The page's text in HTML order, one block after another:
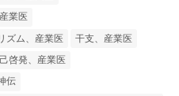
業医
ズム、産業医
干支、産業医
啓発、産業医
伝